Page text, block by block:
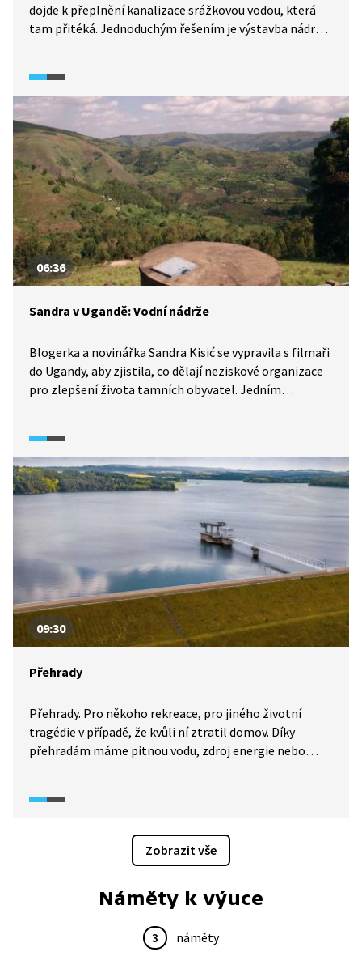
dojde k přeplnění kanalizace srážkovou vodou, která
tam přitéká. Jednoduchým řešením je výstavba nádrží
nic složitého.
06:36
Sandra v Ugandě: Vodní nádrže
Blogerka a novinářka Sandra Kisić se vypravila s filmaři
do Ugandy, aby zjistila, co dělají neziskové organizace
pro zlepšení života tamních obyvatel. Jedním
vzdálené místo. Nyní existuje síť stanovišť s vodními
nádržemi pravidelně rozmístěnými po širokém okolí.
Zároveň jsou místní muži zaučováni, aby uměli systém
spravovat i po odchodu odborníků.
09:30
Přehrady
Přehrady. Pro někoho rekreace, pro jiného životní
tragédie v případě, že kvůli ní ztratil domov. Díky
přehradám máme pitnou vodu, zdroj energie nebo
některé z umělých vodních nádrží s krajinou splynuly.
Zobrazit vše
Náměty k výuce
3 náměty